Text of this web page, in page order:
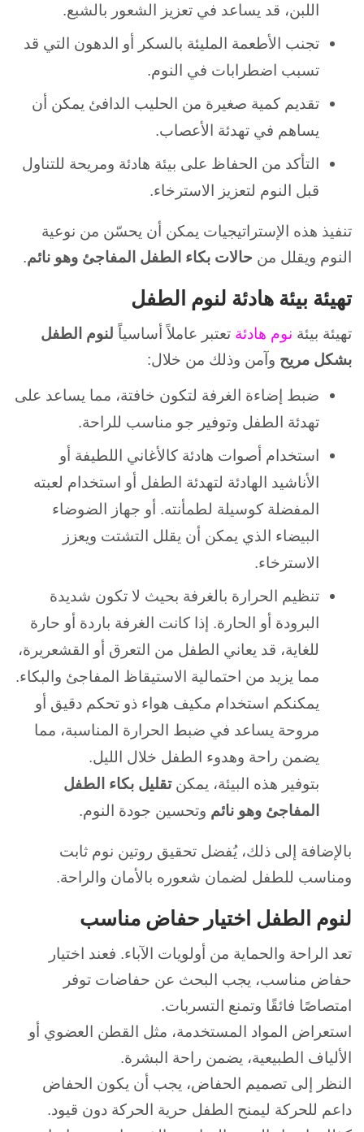
اللبن، قد يساعد في تعزيز الشعور بالشبع.
تجنب الأطعمة المليئة بالسكر أو الدهون التي قد
تسبب اضطرابات في النوم.
تقديم كمية صغيرة من الحليب الدافئ يمكن أن
يساهم في تهدئة الأعصاب.
التأكد من الحفاظ على بيئة هادئة ومريحة للتناول
قبل النوم لتعزيز الاسترخاء.
تنفيذ هذه الإستراتيجيات يمكن أن يحسّن من نوعية
النوم ويقلل من حالات بكاء الطفل المفاجئ وهو نائم.
تهيئة بيئة هادئة لنوم الطفل
تهيئة بيئة نوم هادئة تعتبر عاملاً أساسياً لنوم الطفل
بشكل مريح وآمن وذلك من خلال:
ضبط إضاءة الغرفة لتكون خافتة، مما يساعد على
تهدئة الطفل وتوفير جو مناسب للراحة.
استخدام أصوات هادئة كالأغاني اللطيفة أو
الأناشيد الهادئة لتهدئة الطفل أو استخدام لعبته
المفضلة كوسيلة لطمأنته. أو جهاز الضوضاء
البيضاء الذي يمكن أن يقلل التشتت ويعزز
الاسترخاء.
تنظيم الحرارة بالغرفة بحيث لا تكون شديدة
البرودة أو الحارة. إذا كانت الغرفة باردة أو حارة
للغاية، قد يعاني الطفل من التعرق أو القشعريرة،
مما يزيد من احتمالية الاستيقاظ المفاجئ والبكاء.
يمكنكم استخدام مكيف هواء ذو تحكم دقيق أو
مروحة يساعد في ضبط الحرارة المناسبة، مما
يضمن راحة وهدوء الطفل خلال الليل.
بتوفير هذه البيئة، يمكنتقليل بكاء الطفل
المفاجئ وهو نائم وتحسين جودة النوم.
بالإضافة إلى ذلك، يُفضل تحقيق روتين نوم ثابت
ومناسب للطفل لضمان شعوره بالأمان والراحة.
لنوم الطفل اختيار حفاض مناسب
تعد الراحة والحماية من أولويات الآباء. فعند اختيار
حفاض مناسب، يجب
البحث عن حفاضات توفر
امتصاصًا فائقًا وتمنع التسربات.
استعراض المواد المستخدمة، مثل القطن العضوي أو
الألياف الطبيعية، يضمن راحة البشرة.
النظر إلى تصميم الحفاض، يجب أن يكون الحفاض
داعم للحركة ليمنح الطفل حرية الحركة دون قيود.